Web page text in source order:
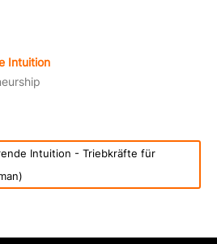
Intuition
Intuition - Triebkräfte für